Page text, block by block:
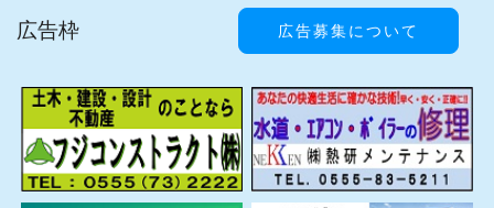
広告枠 広告募集について